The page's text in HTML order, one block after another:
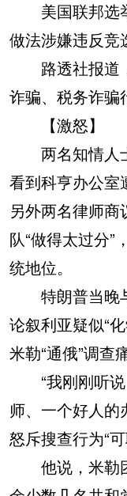
美国联邦选
做法涉嫌违反竞
路透社报道
诈骗、税务诈骗
【激怒】
两名知情人
看到科亨办公室
另外两名律师
队“做得太过分”
统地位。
特朗普当晚
论叙利亚疑似“
米勒“通俄”调查
“我刚刚听说
师、一个好人的
怒斥搜查行为“可
他说，米勒